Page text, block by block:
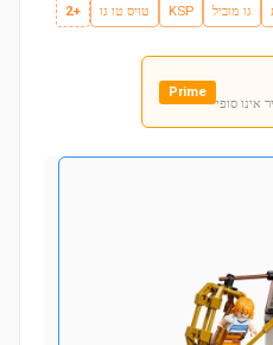
גו מוביל KSP טויס טו גו +2
אינו סופי
Prime